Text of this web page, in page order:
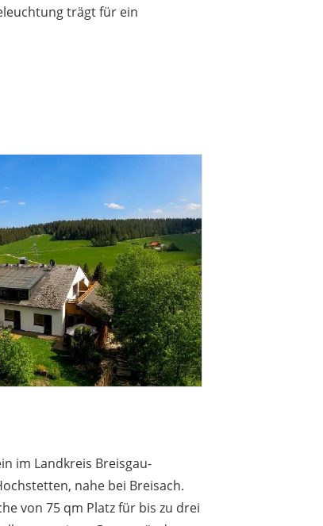
trägt für ein
im Landkreis Breisgau-
nahe bei Breisach.
von 75 qm Platz für bis zu drei